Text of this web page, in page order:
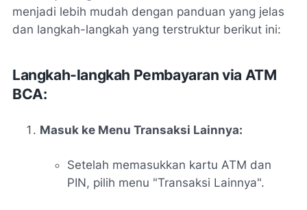
menjadi lebih mudah dengan panduan yang jelas
dan langkah-langkah yang terstruktur berikut ini:
Langkah-langkah Pembayaran via ATM
BCA:
Masuk ke Menu Transaksi Lainnya:
Setelah memasukkan kartu ATM dan
PIN, pilih menu "Transaksi Lainnya".